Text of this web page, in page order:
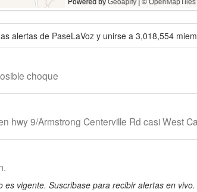
alertas de PaseLaVoz y unirse a 3,018,554
choque
hwy 9/Armstrong Centerville Rd casi West
es vigente. Suscribase para recibir alertas en